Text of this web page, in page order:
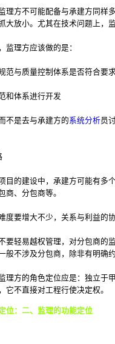
理方不可能配备与承建方同样
大放小。尤其在技术问题上，
监理方应该做的是：
范与质量控制体系是否符合要求
和体系进行开发
不是去与承建方的系统分析员
目的建设中，承建方可能有多
商、分包商等。
度要增大不少，关系与利益的
要轻易越权管理，对分包商的
般不涉及分包商，除非有明确约
理方的角色定位应是：独立于
它不直接对工程行使决定权。
位：二、监理的功能定位